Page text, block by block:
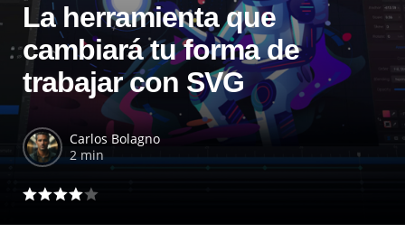
La herramienta que
cambiará tu forma de
trabajar con SVG
Carlos Bolagno
2 min